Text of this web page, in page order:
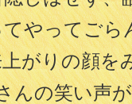
やってごら
がりの顔を
んの笑い声